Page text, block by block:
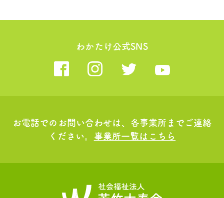
わかたけ公式SNS
お電話でのお問い合わせは、各事業所までご連絡
ください。 事業所一覧はこちら